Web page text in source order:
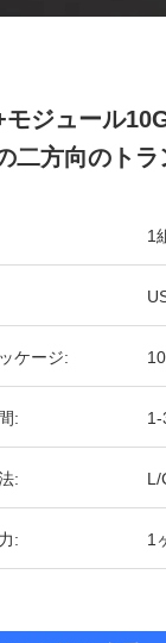
モジュール
二方向のト
1
ケージ:
: 1-
: L/
: 1